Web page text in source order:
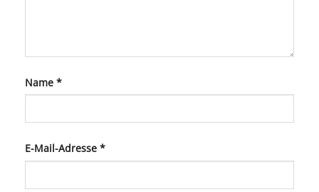
Name *
E-Mail-Adresse *